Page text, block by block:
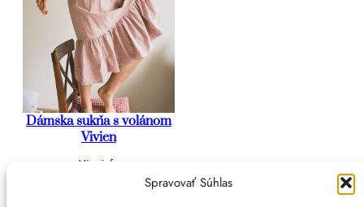
Spravovať Súhlas
Dámska sukňa s volánom
Vivien
Viac info
Nasledujúca stránka